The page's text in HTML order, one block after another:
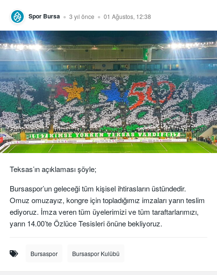
Spor Bursa 3 yıl önce 01 Ağustos, 12:38
Teksas’ın açıklaması şöyle;
Bursaspor’un geleceği tüm kişisel ihtirasların üstündedir.
Omuz omuzayız, kongre için topladığımız imzaları yarın teslim
ediyoruz. İmza veren tüm üyelerimizi ve tüm taraftarlarımızı,
yarın 14.00’te Özlüce Tesisleri önüne bekliyoruz.
Bursaspor Bursaspor Kulübü